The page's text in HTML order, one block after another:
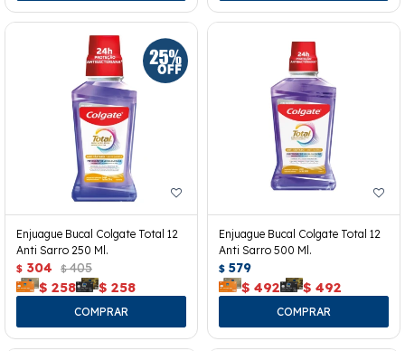
Enjuague Bucal Colgate Total 12
Anti Sarro 250 Ml.
$ 304 $ 405
$ 258 $ 258
Enjuague Bucal Colgate Total 12
Anti Sarro 500 Ml.
$ 579
$ 492 $ 492